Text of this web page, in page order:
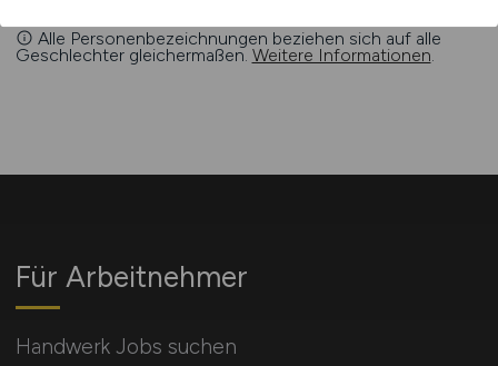
Alle Personenbezeichnungen beziehen sich auf alle
Geschlechter gleichermaßen. Weitere Informationen
Für Arbeitnehmer
Handwerk Jobs suchen